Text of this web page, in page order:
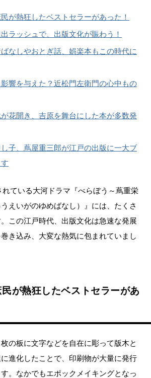
が熱狂したベストセラーがあった！
ラッシュで、出版文化が賑わう！
なしやおとぎ話、娯楽本もこの時代に
響を与えた？近松門左衛門の心中もの
花開き、吉原を舞台にした本が多数発
子、蔦屋重三郎が江戸の出版に一大ブ
ている大河ドラマ『べらぼう～蔦重栄
えいがのゆめばなし）』には、たくさ
この江戸時代、出版文化は急速な発展
き込み、大変な熱気に包まれていまし
が熱狂したベストセラーがあ
の板に文字などを自在に彫って版木と
進化したことで、印刷物が大量に発行
。なかでもエポックメイキングとなっ